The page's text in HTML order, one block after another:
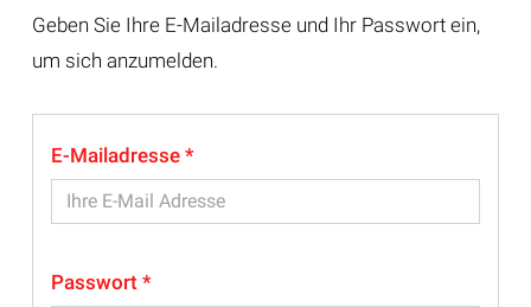
Geben Sie Ihre E-Mailadresse und Ihr Passwort ein,
um sich anzumelden.
E-Mailadresse
Passwort